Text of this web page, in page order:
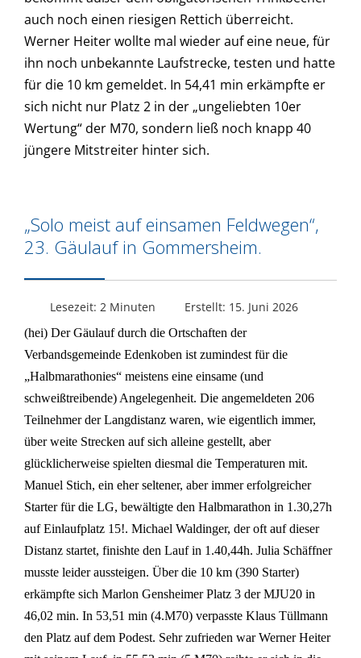
auch noch einen riesigen Rettich überreicht.
Werner Heiter wollte mal wieder auf eine neue, für
ihn noch unbekannte Laufstrecke, testen und hatte
für die 10 km gemeldet. In 54,41 min erkämpfte er
sich nicht nur Platz 2 in der „ungeliebten 10er
Wertung“ der M70, sondern ließ noch knapp 40
jüngere Mitstreiter hinter sich.
„Solo meist auf einsamen Feldwegen“,
23. Gäulauf in Gommersheim.
Lesezeit: 2 Minuten Erstellt: 15. Juni 2026
(hei) Der Gäulauf durch die Ortschaften der
Verbandsgemeinde Edenkoben ist zumindest für die
„Halbmarathonies“ meistens eine einsame (und
schweißtreibende) Angelegenheit. Die angemeldeten 206
Teilnehmer der Langdistanz waren, wie eigentlich immer,
über weite Strecken auf sich alleine gestellt, aber
glücklicherweise spielten diesmal die Temperaturen mit.
Manuel Stich, ein eher seltener, aber immer erfolgreicher
Starter für die LG, bewältigte den Halbmarathon in 1.30,27h
auf Einlaufplatz 15!. Michael Waldinger, der oft auf dieser
Distanz startet, finishte den Lauf in 1.40,44h. Julia Schäffner
musste leider aussteigen. Über die 10 km (390 Starter)
erkämpfte sich Marlon Gensheimer Platz 3 der MJU20 in
46,02 min. In 53,51 min (4.M70) verpasste Klaus Tüllmann
den Platz auf dem Podest. Sehr zufrieden war Werner Heiter